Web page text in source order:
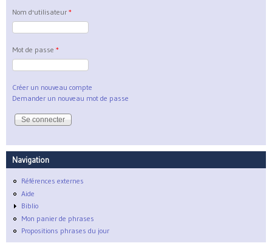
Nom d'utilisateur *
Mot de passe *
Créer un nouveau compte
Demander un nouveau mot de passe
Navigation
Références externes
Aide
Biblio
Mon panier de phrases
Propositions phrases du jour